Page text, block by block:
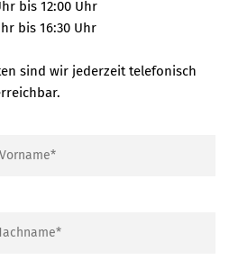
bis 12:00 Uhr
bis 16:30 Uhr
sind wir jederzeit telefonisch